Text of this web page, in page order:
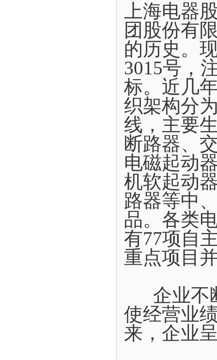
上海电器
团股份有
的历史。
3015号，
标。近几
织架构分
线，主要
断路器、
电磁起动
机软起动
路器等中
品。各类
有77项自
重点项目
企业不
使经营业
来，企业